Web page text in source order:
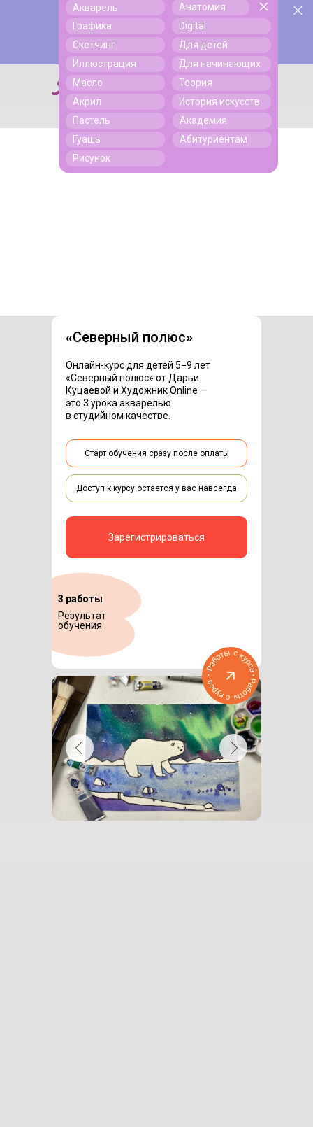
Поиск
Поиск
Акварель
Графика
Скетчинг
Иллюстрация
Масло
Акрил
Пастель
Гуашь
Рисунок
Анатомия
Digital
Для детей
Для начинающих
Теория
История искусств
Академия
Абитуриентам
«Северный полюс»
Онлайн-курс для детей 5−9 лет
«Северный полюс» от Дарьи
Куцаевой и Художник Online —
это 3 урока акварелью
в студийном качестве.
Зарегистрироваться
Доступ к курсу остается у вас навсегда
Результат
обучения
Старт обучения сразу после оплаты
3 работы